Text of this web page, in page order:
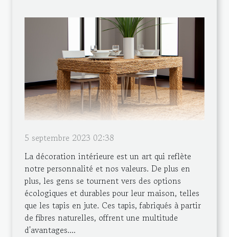
5 septembre 2023 02:38
La décoration intérieure est un art qui reflète
notre personnalité et nos valeurs. De plus en
plus, les gens se tournent vers des options
écologiques et durables pour leur maison, telles
que les tapis en jute. Ces tapis, fabriqués à partir
de fibres naturelles, offrent une multitude
d'avantages....